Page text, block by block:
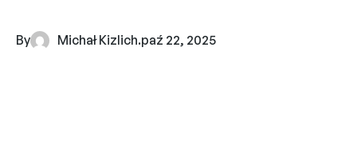
By Michał Kizlich.paź 22, 2025